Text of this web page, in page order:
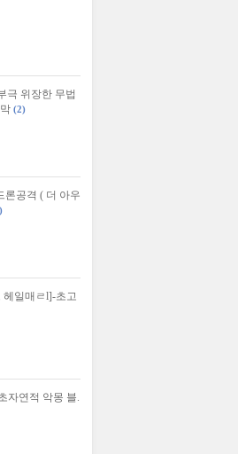
극 위장한 무법
(2)
론공격 ( 더 아우
헤일매ㄹl]-초고
자연적 악몽 블.